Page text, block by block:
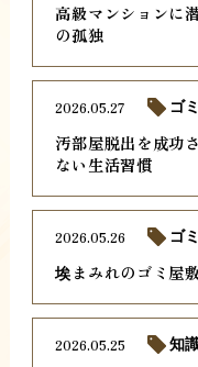
高級マンションに
の孤独
汚部屋脱出を成功
ない生活習慣
2026.05.27 ゴ
埃まみれのゴミ屋
2026.05.26 ゴ
2026.05.25 知